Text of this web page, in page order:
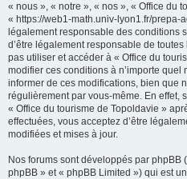
« nous », « notre », « nos », « Office du
« https://web1-math.univ-lyon1.fr/prepa-
légalement responsable des conditions
d’être légalement responsable de
pas utiliser et accéder à « Office du
modifier ces conditions à n’importe
informer de ces modifications, bien que
régulièrement par vous-même. En effet,
« Office du tourisme de Topoldavie »
effectuées, vous acceptez d’être
modifiées et mises à jour.
Nos forums sont développés par phpBB
phpBB » et « phpBB Limited ») qui est